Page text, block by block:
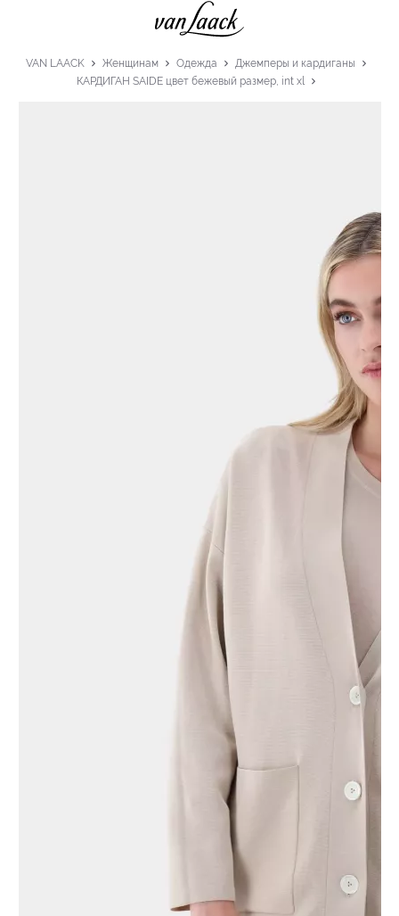
VAN LAACK Женщинам Одежда
Джемперы и кардиганы
КАРДИГАН SAIDE цвет бежевый размер, int xl